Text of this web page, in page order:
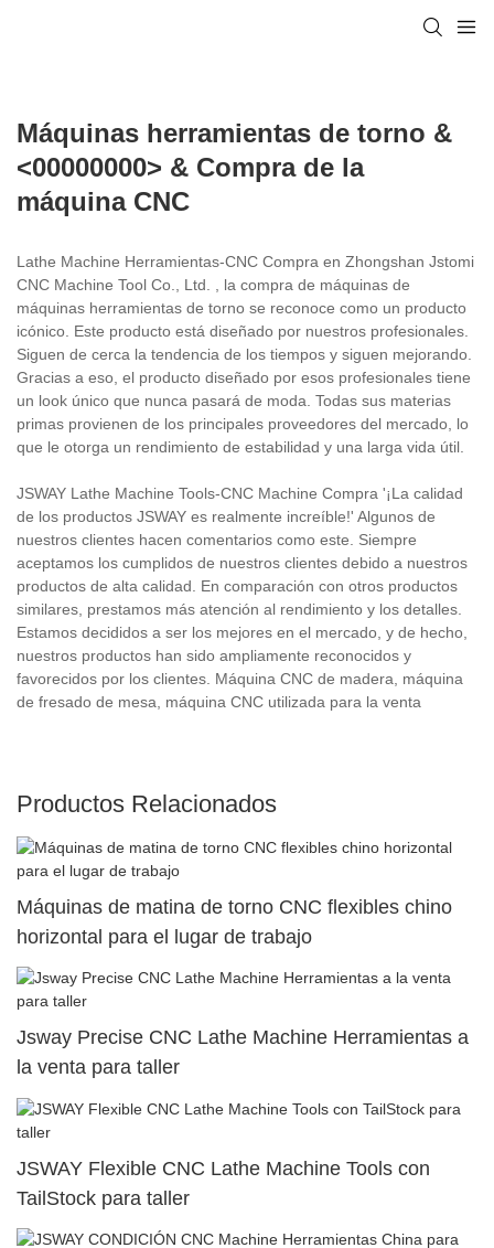
Máquinas herramientas de torno &
<00000000> & Compra de la
máquina CNC
Lathe Machine Herramientas-CNC Compra en Zhongshan Jstomi
CNC Machine Tool Co., Ltd. , la compra de máquinas de
máquinas herramientas de torno se reconoce como un producto
icónico. Este producto está diseñado por nuestros profesionales.
Siguen de cerca la tendencia de los tiempos y siguen mejorando.
Gracias a eso, el producto diseñado por esos profesionales tiene
un look único que nunca pasará de moda. Todas sus materias
primas provienen de los principales proveedores del mercado, lo
que le otorga un rendimiento de estabilidad y una larga vida útil.
JSWAY Lathe Machine Tools-CNC Machine Compra '¡La calidad
de los productos JSWAY es realmente increíble!' Algunos de
nuestros clientes hacen comentarios como este. Siempre
aceptamos los cumplidos de nuestros clientes debido a nuestros
productos de alta calidad. En comparación con otros productos
similares, prestamos más atención al rendimiento y los detalles.
Estamos decididos a ser los mejores en el mercado, y de hecho,
nuestros productos han sido ampliamente reconocidos y
favorecidos por los clientes. Máquina CNC de madera, máquina
de fresado de mesa, máquina CNC utilizada para la venta
Productos Relacionados
Máquinas de matina de torno CNC flexibles chino
horizontal para el lugar de trabajo
Jsway Precise CNC Lathe Machine Herramientas a
la venta para taller
JSWAY Flexible CNC Lathe Machine Tools con
TailStock para taller